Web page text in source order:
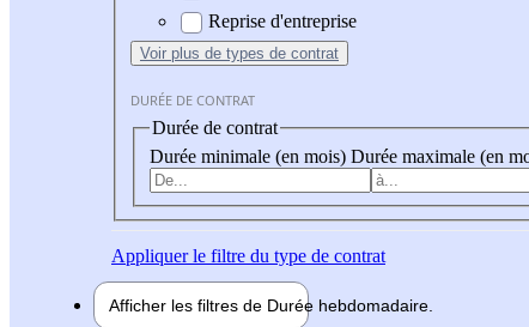
Reprise d'entreprise
Voir plus de types de contrat
DURÉE DE CONTRAT
Durée de contrat
Durée minimale (en mois) Durée maximale (en
Appliquerle filtre du type de contrat
Afficher les filtres de Durée hebdomadaire